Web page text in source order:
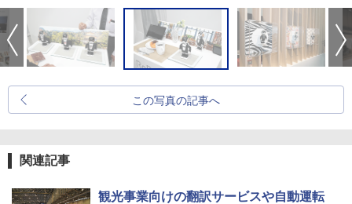
この写真の記事へ
関連記事
観光事業向けの翻訳サービスや自動運転